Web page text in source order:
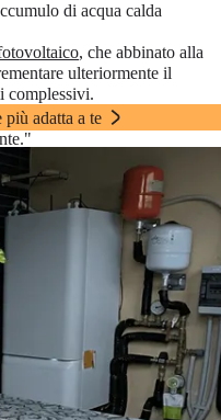
di acqua calda
, che abbinato alla
ulteriormente il
complessivi.
adatta a te